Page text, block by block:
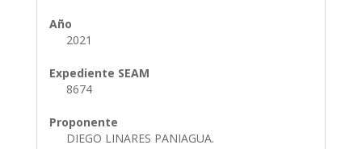
Año
2021
Expediente SEAM
8674
Proponente
DIEGO LINARES PANIAGUA.